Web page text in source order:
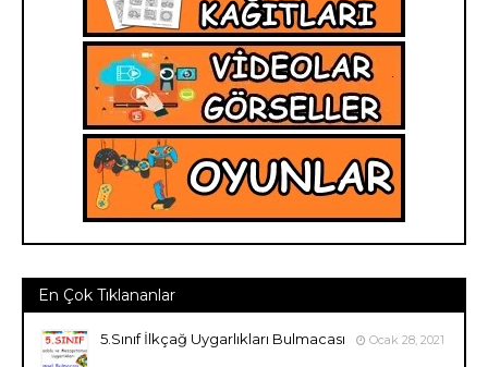
En Çok Tıklananlar
5.Sınıf İlkçağ Uygarlıkları Bulmacası Ocak 28, 2021